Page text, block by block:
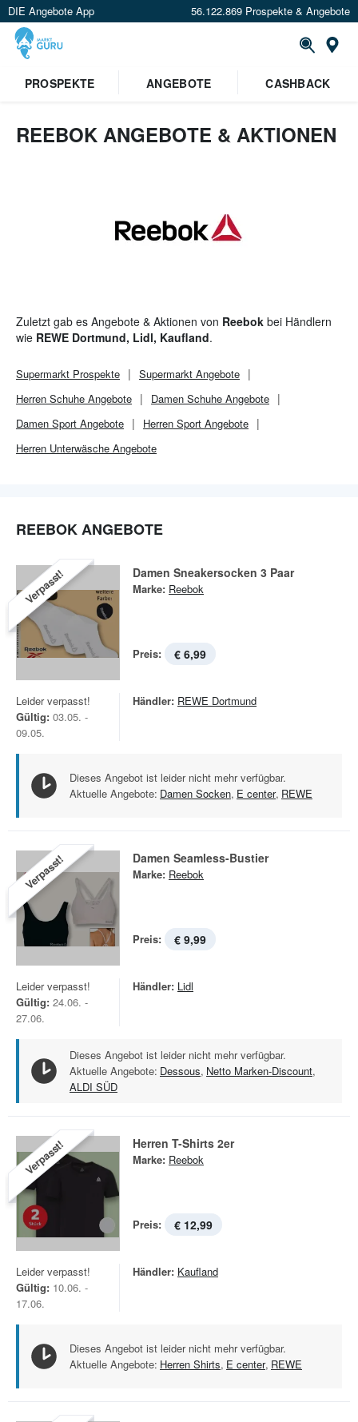
DIE Angebote App 56.122.869 Prospekte & Angebote
PROSPEKTE ANGEBOTE CASHBACK
REEBOK ANGEBOTE & AKTIONEN
Zuletzt gab es Angebote & Aktionen von Reebok bei Händlern
wie REWE Dortmund, Lidl, Kaufland.
Supermarkt Prospekte Supermarkt Angebote
Herren Schuhe Angebote
Damen Schuhe Angebote
Damen Sport Angebote
Herren Sport Angebote
Herren Unterwäsche Angebote
REEBOK ANGEBOTE
Verpasst! Damen Sneakersocken 3 Paar
Marke: Reebok
Preis: € 6,99
Leider verpasst!
Gültig: 03.05. -
09.05.
Händler: REWE Dortmund
Dieses Angebot ist leider nicht mehr verfügbar.
Aktuelle Angebote: Damen Socken, E center, REWE
Verpasst! Damen Seamless-Bustier
Marke: Reebok
Preis: € 9,99
Leider verpasst!
Gültig: 24.06. -
27.06.
Händler: Lidl
Dieses Angebot ist leider nicht mehr verfügbar.
Aktuelle Angebote: Dessous, Netto Marken-Discount,
ALDI SÜD
Verpasst! Herren T-Shirts 2er
Marke: Reebok
Preis: € 12,99
Leider verpasst!
Gültig: 10.06. -
17.06.
Händler: Kaufland
Dieses Angebot ist leider nicht mehr verfügbar.
Aktuelle Angebote: Herren Shirts, E center, REWE